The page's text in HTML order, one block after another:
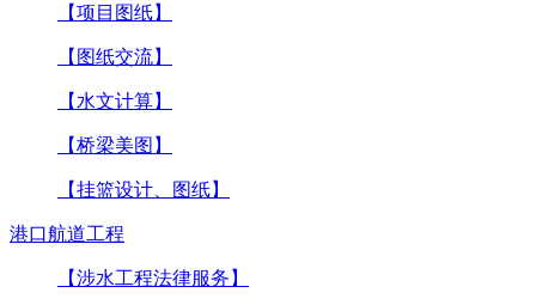
【项目图纸】
【图纸交流】
【水文计算】
【桥梁美图】
【挂篮设计、图纸】
港口航道工程
【涉水工程法律服务】